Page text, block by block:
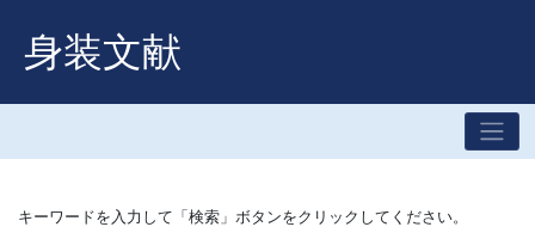
身装文献
キーワードを入力して「検索」ボタンをクリックしてください。